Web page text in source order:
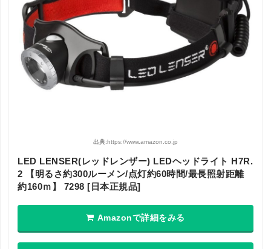
出典:https://www.amazon.co.jp
LED LENSER(レッドレンザー) LEDヘッドライト H7R.
2 【明るさ約300ルーメン/点灯約60時間/最長照射距離
約160ｍ】 7298 [日本正規品]
Amazonで詳細をみる